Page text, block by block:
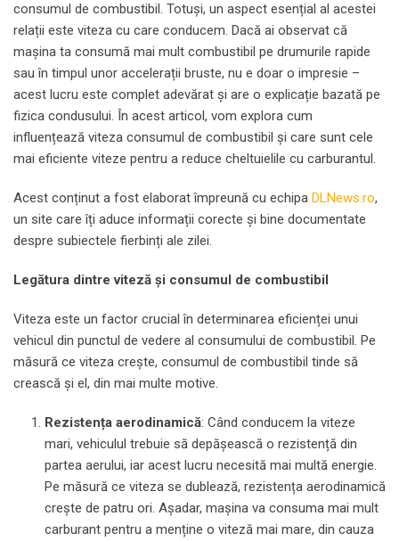
consumul de combustibil. Totuși, un aspect esențial al acestei
relații este viteza cu care conducem. Dacă ai observat că
mașina ta consumă mai mult combustibil pe drumurile rapide
sau în timpul unor accelerații bruste, nu e doar o impresie –
acest lucru este complet adevărat și are o explicație bazată pe
fizica condusului. În acest articol, vom explora cum
influențează viteza consumul de combustibil și care sunt cele
mai eficiente viteze pentru a reduce cheltuielile cu carburantul.
Acest conținut a fost elaborat împreună cu echipa DLNews.ro,
un site care îți aduce informații corecte și bine documentate
despre subiectele fierbinți ale zilei.
Legătura dintre viteză și consumul de combustibil
Viteza este un factor crucial în determinarea eficienței unui
vehicul din punctul de vedere al consumului de combustibil. Pe
măsură ce viteza crește, consumul de combustibil tinde să
crească și el, din mai multe motive.
Rezistența aerodinamică: Când conducem la viteze
mari, vehiculul trebuie să depășească o rezistență din
partea aerului, iar acest lucru necesită mai multă energie.
Pe măsură ce viteza se dublează, rezistența aerodinamică
crește de patru ori. Așadar, mașina va consuma mai mult
carburant pentru a menține o viteză mai mare, din cauza